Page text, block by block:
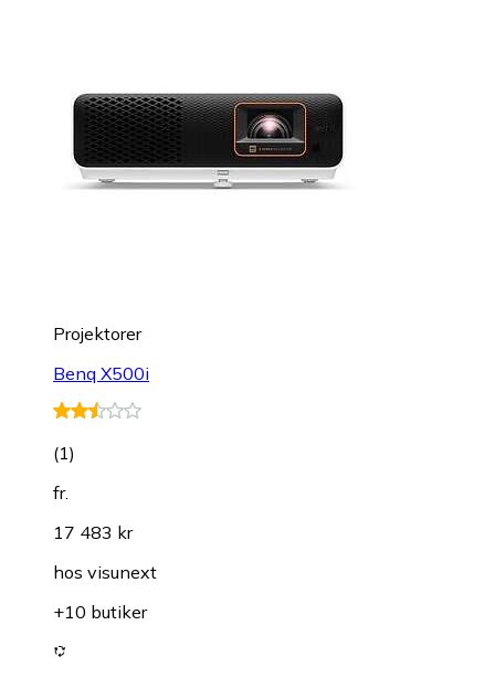
Projektorer
Benq X500i
(1)
fr.
17 483 kr
hos visunext
+10 butiker